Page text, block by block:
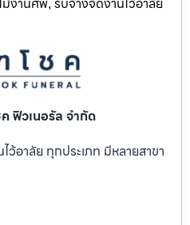
,
ฟิวเนอรัล จำกัด
ว้อาลัย ทุกประเภท มีหลายสาขา